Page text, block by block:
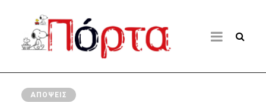
ΑΠΌΨΕΙΣ